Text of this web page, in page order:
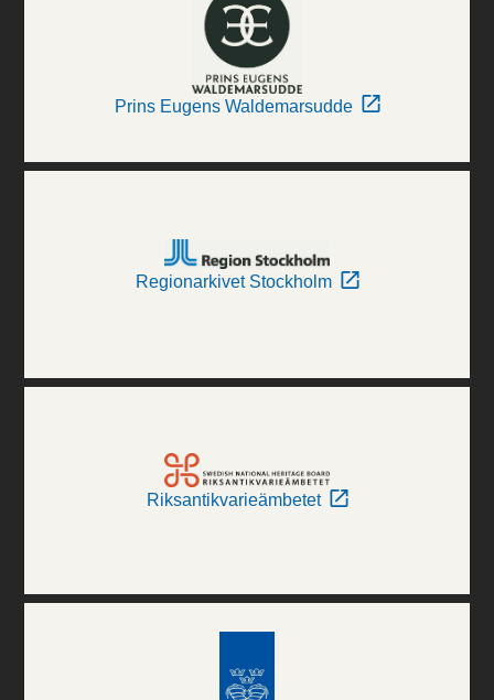
Prins Eugens Waldemarsudde
Regionarkivet Stockholm
Riksantikvarieämbetet